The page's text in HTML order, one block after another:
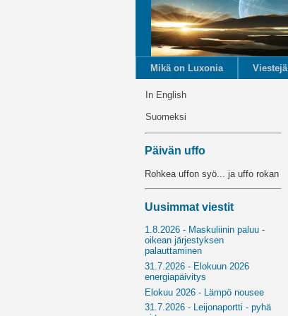
Mikä on Luxonia Viestejä
In English
Suomeksi
Päivän uffo
Rohkea uffon syö... ja uffo rokan
Uusimmat viestit
1.8.2026 - Maskuliinin paluu -
oikean järjestyksen
palauttaminen
31.7.2026 - Elokuun 2026
energiapäivitys
Elokuu 2026 - Lämpö nousee
31.7.2026 - Leijonaportti - pyhä